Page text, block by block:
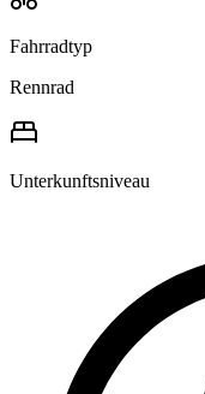
Fahrradtyp
Rennrad
Unterkunftsniveau